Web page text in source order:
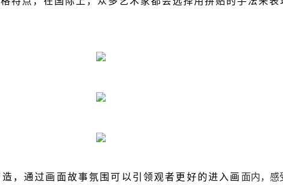
，通过画面故事氛围可以 引领观者更好的进入画 面内，感